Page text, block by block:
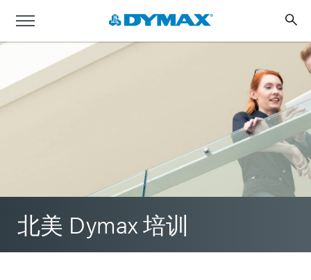
北美 Dymax 培训